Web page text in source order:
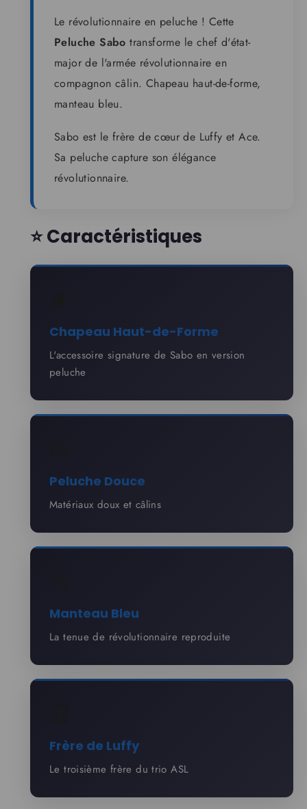
Le révolutionnaire en peluche ! Cette
Peluche Sabo transforme le chef d'état-
major de l'armée révolutionnaire en
compagnon câlin. Chapeau haut-de-forme,
manteau bleu.
Sabo est le frère de cœur de Luffy et Ace.
Sa peluche capture son élégance
révolutionnaire.
⭐ Caractéristiques
Chapeau Haut-de-Forme
L'accessoire signature de Sabo en version
peluche
Peluche Douce
Matériaux doux et câlins
Manteau Bleu
La tenue de révolutionnaire reproduite
Frère de Luffy
Le troisième frère du trio ASL